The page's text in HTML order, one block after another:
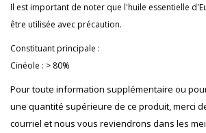
Il est important de noter que l'huile essentielle
être utilisée avec précaution.
Constituant principale :
Cinéole : > 80%
Pour toute information supplémentaire ou
une quantité supérieure de ce produit, merci
courriel et nous vous reviendrons dans les